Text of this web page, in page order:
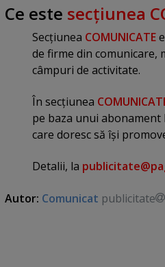
Ce este secţiunea
Secţiunea COMUNICATE
de firme din comunicare,
câmpuri de activitate.
În secţiunea
pe baza unui
care doresc să îşi
Detalii, la
Autor: Comunicat publicitate